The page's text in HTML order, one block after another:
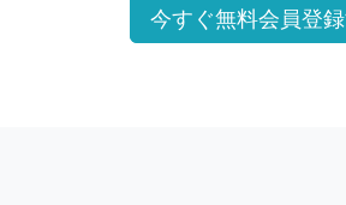
今すぐ無料会員登